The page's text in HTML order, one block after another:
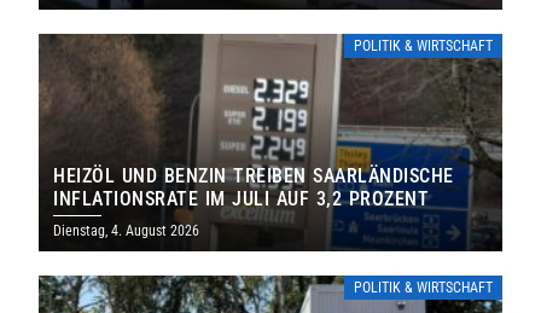
POLITIK & WIRTSCHAFT
HEIZÖL UND BENZIN TREIBEN SAARLÄNDISCHE
INFLATIONSRATE IM JULI AUF 3,2 PROZENT
Dienstag, 4. August 2026
POLITIK & WIRTSCHAFT